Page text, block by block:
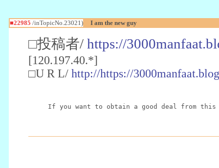
■22985 /inTopicNo.23021) I am the new guy
□投稿者/ https://
[120.197.40.*]
□U R L/ http://https://
If you want to obtain a good deal from this